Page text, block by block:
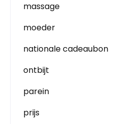
massage
moeder
nationale cadeaubon
ontbijt
parein
prijs